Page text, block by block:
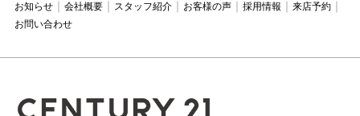
お知らせ 会社概要 スタッフ紹介 お客様の声 採用情報
来店予約
お問い合わせ